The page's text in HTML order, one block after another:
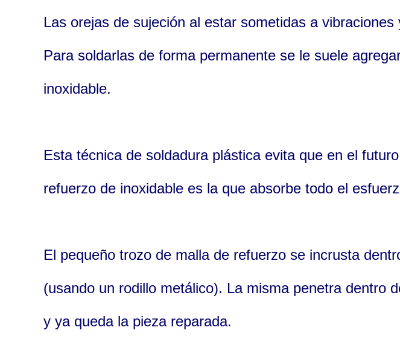
Las orejas de sujeción al estar sometidas a
Para soldarlas de forma permanente se le suele
inoxidable.
Esta técnica de soldadura plástica evita que en el
refuerzo de inoxidable es la que absorbe todo el
El pequeño trozo de malla de refuerzo se incrusta
(usando un rodillo metálico). La misma penetra dentro
y ya queda la pieza reparada.